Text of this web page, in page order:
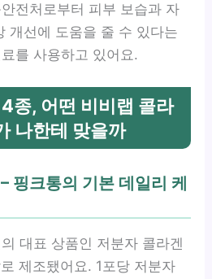
전처로부터 피부 보습과 자
개선에 도움을 줄 수 있다는
를 사용하고 있어요.
종, 어떤 비비랩 콜라
나한테 맞을까
핑크통의 기본 데일리 케
대표 상품인 저분자 콜라겐
제조됐어요. 1포당 저분자